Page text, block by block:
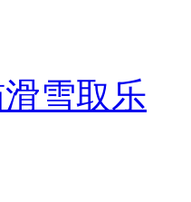
雪取乐